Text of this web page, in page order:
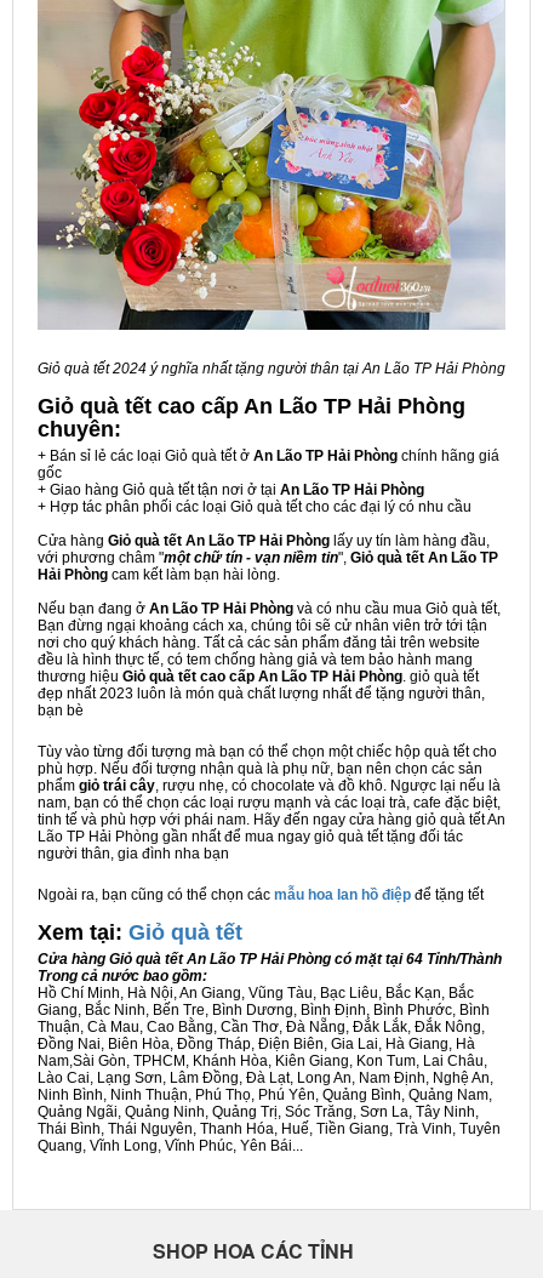
Giỏ quà tết 2024 ý nghĩa nhất tặng người thân tại An Lão TP Hải Phòng
Giỏ quà tết cao cấp An Lão TP Hải Phòng
chuyên:
+ Bán sỉ lẻ các loại Giỏ quà tết ở An Lão TP Hải Phòng chính hãng giá
gốc
+ Giao hàng Giỏ quà tết tận nơi ở tại An Lão TP Hải Phòng
+ Hợp tác phân phối các loại Giỏ quà tết cho các đại lý có nhu cầu
Cửa hàng Giỏ quà tết An Lão TP Hải Phòng lấy uy tín làm hàng đầu,
với phương châm "một chữ tín - vạn niềm tin", Giỏ quà tết An Lão TP
Hải Phòng cam kết làm bạn hài lòng.
Nếu bạn đang ở An Lão TP Hải Phòng và có nhu cầu mua Giỏ quà tết,
Bạn đừng ngại khoảng cách xa, chúng tôi sẽ cử nhân viên trở tới tận
nơi cho quý khách hàng. Tất cả các sản phẩm đăng tải trên website
đều là hình thực tế, có tem chống hàng giả và tem bảo hành mang
thương hiệu Giỏ quà tết cao cấp An Lão TP Hải Phòng. giỏ quà tết
đẹp nhất 2023 luôn là món quà chất lượng nhất để tặng người thân,
bạn bè
Tùy vào từng đối tượng mà bạn có thể chọn một chiếc hộp quà tết cho
phù hợp. Nếu đối tượng nhận quà là phụ nữ, bạn nên chọn các sản
phẩm giỏ trái cây, rượu nhẹ, có chocolate và đồ khô. Ngược lại nếu là
nam, bạn có thể chọn các loại rượu mạnh và các loại trà, cafe đặc biệt,
tinh tế và phù hợp với phái nam. Hãy đến ngay cửa hàng giỏ quà tết An
Lão TP Hải Phòng gần nhất để mua ngay giỏ quà tết tặng đối tác
người thân, gia đình nha bạn
Ngoài ra, bạn cũng có thể chọn các mẫu hoa lan hồ điệp để tặng tết
Xem tại: Giỏ quà tết
Cửa hàng Giỏ quà tết An Lão TP Hải Phòng có mặt tại 64 Tỉnh/Thành
Trong cả nước bao gồm:
Hồ Chí Minh, Hà Nội, An Giang, Vũng Tàu, Bạc Liêu, Bắc Kạn, Bắc
Giang, Bắc Ninh, Bến Tre, Bình Dương, Bình Định, Bình Phước, Bình
Thuận, Cà Mau, Cao Bằng, Cần Thơ, Đà Nẵng, Đắk Lắk, Đắk Nông,
Đồng Nai, Biên Hòa, Đồng Tháp, Điện Biên, Gia Lai, Hà Giang, Hà
Nam,Sài Gòn, TPHCM, Khánh Hòa, Kiên Giang, Kon Tum, Lai Châu,
Lào Cai, Lạng Sơn, Lâm Đồng, Đà Lạt, Long An, Nam Định, Nghệ An,
Ninh Bình, Ninh Thuận, Phú Thọ, Phú Yên, Quảng Bình, Quảng Nam,
Quảng Ngãi, Quảng Ninh, Quảng Trị, Sóc Trăng, Sơn La, Tây Ninh,
Thái Bình, Thái Nguyên, Thanh Hóa, Huế, Tiền Giang, Trà Vinh, Tuyên
Quang, Vĩnh Long, Vĩnh Phúc, Yên Bái...
SHOP HOA CÁC TỈNH